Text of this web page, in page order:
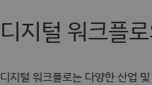
디지털 워크플
디지털 워크플로는 다양한 산업